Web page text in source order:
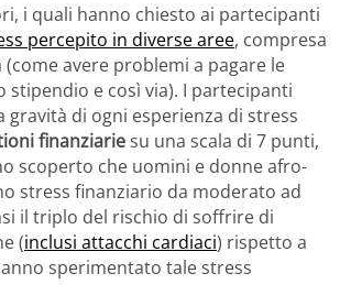
i quali hanno chiesto ai partecipanti
percepito in diverse aree, compresa
avere problemi a pagare le
stipendio e così via). I partecipanti
gravità di ogni esperienza di stress
finanziariesu una scala di 7 punti,
scoperto che uomini e donne afro-
stress finanziario da moderato ad
il triplo del rischio di soffrire di
(inclusi attacchi cardiaci) rispetto a
sperimentato tale stress